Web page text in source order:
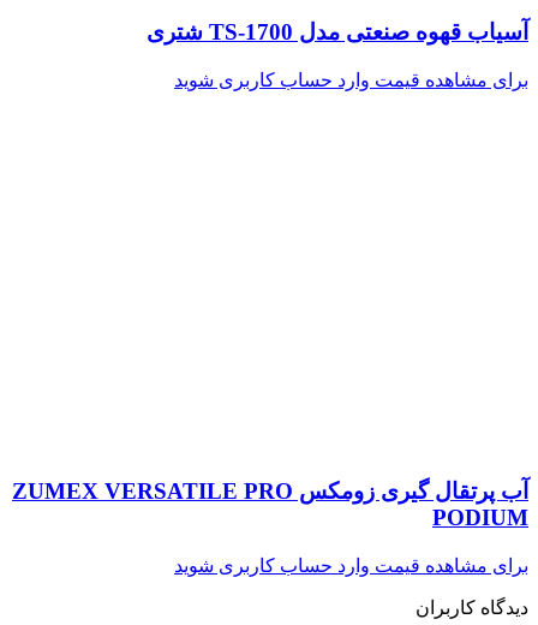
آسیاب قهوه صنعتی مدل TS-1700 شتری
برای مشاهده قیمت وارد حساب کاربری شوید
آب پرتقال گیری زومکس ZUMEX VERSATILE PRO
PODIUM
برای مشاهده قیمت وارد حساب کاربری شوید
دیدگاه کاربران